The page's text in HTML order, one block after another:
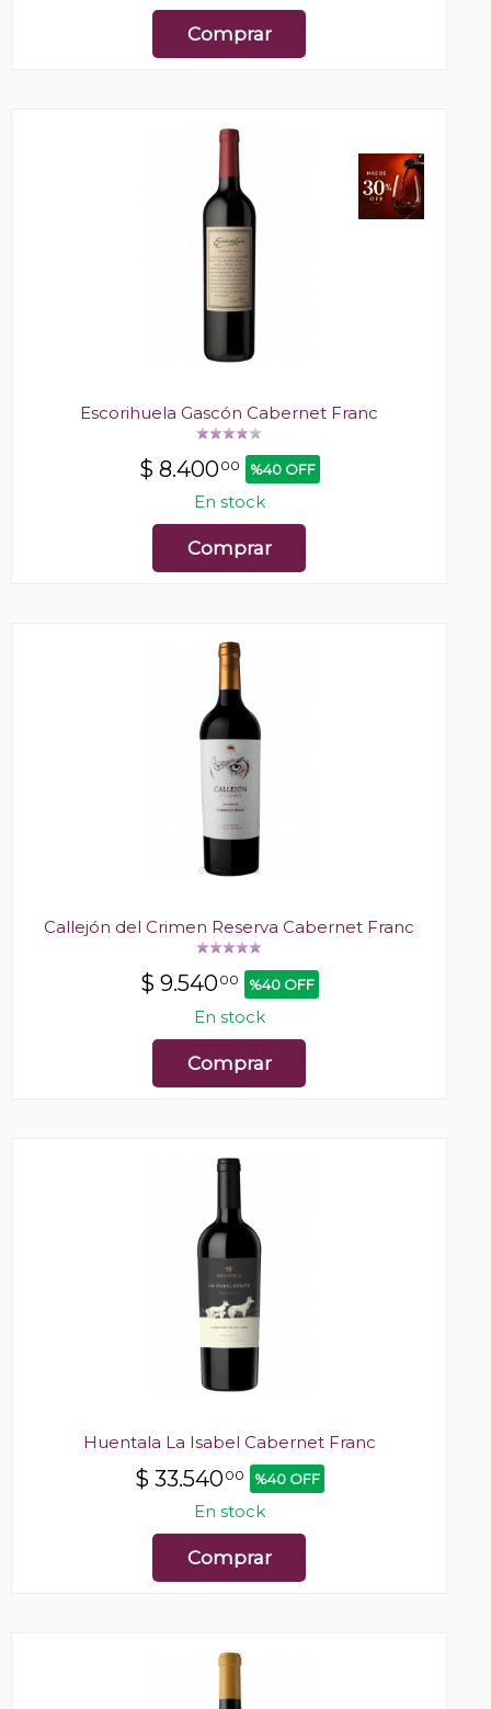
Comprar
Escorihuela Gascón Cabernet Franc
$ 8.40000 %40 OFF
En stock
Comprar
Callejón del Crimen Reserva Cabernet Franc
$ 9.54000 %40 OFF
En stock
Comprar
Huentala La Isabel Cabernet Franc
$ 33.54000 %40 OFF
En stock
Comprar